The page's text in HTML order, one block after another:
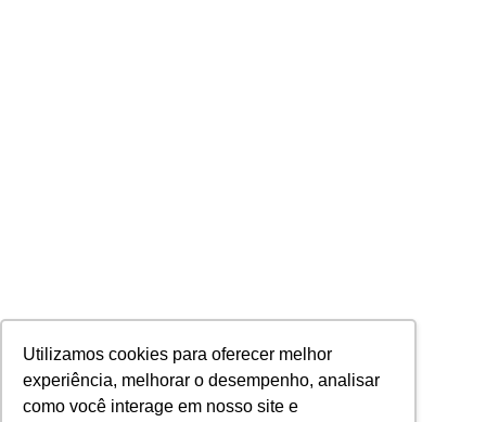
Utilizamos cookies para oferecer melhor
experiência, melhorar o desempenho, analisar
como você interage em nosso site e